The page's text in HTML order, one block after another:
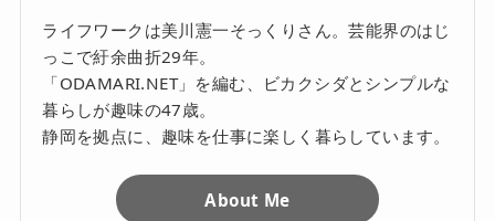
ライフワークは美川憲一そっくりさん。芸能界のはじ
っこで紆余曲折29年。
「ODAMARI.NET」を編む、ビカクシダとシンプルな
暮らしが趣味の47歳。
静岡を拠点に、趣味を仕事に楽しく暮らしています。
About Me